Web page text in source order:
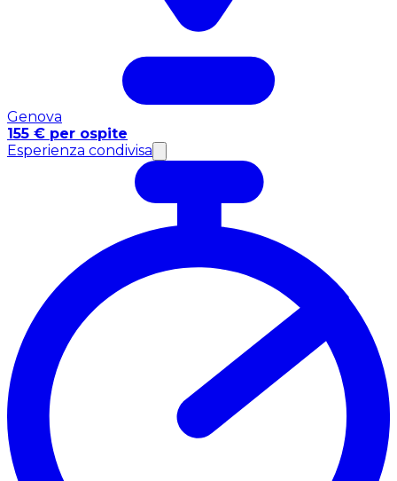
Genova
155 € per ospite
Esperienza condivisa